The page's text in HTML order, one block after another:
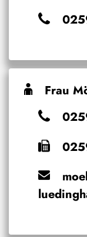
Frau